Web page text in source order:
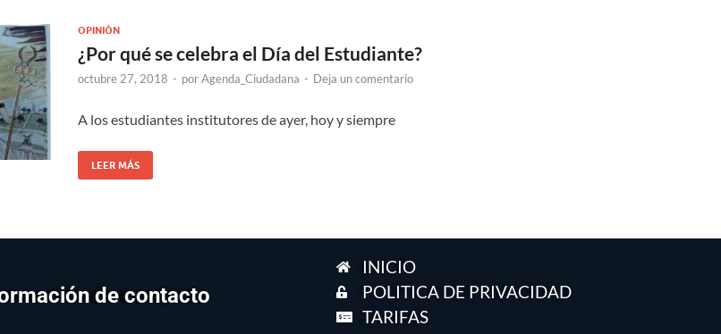
OPINIÓN
¿Por qué se celebra el Día del Estudiante?
octubre 27, 2018 - porAgenda_Ciudadana - Deja un comentario
A los estudiantes institutores de ayer, hoy y siempre
LEER MÁS
de contacto
INICIO
POLITICA DE PRIVACIDAD
TARIFAS